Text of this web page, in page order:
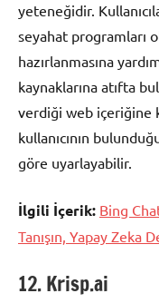
yeteneğidir.
seyahat programları
hazırlanmasına
kaynaklarına atıfta
verdiği web içeriğine
kullanıcının
göre uyarlayabilir.
İlgili İçerik: Bing
Tanışın, Yapay Zeka
12. Krisp.ai